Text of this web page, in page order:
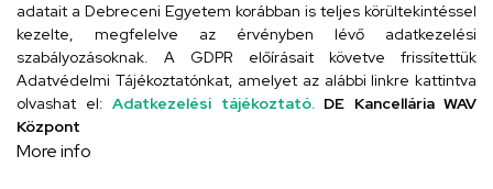
Szervezeti telefonkönyv
UD telefonkönyv
adatait a Debreceni Egyetem korábban is teljes körültekintéssel
kezelte, megfelelve az érvényben lévő adatkezelési
szabályozásoknak. A GDPR előírásait követve frissítettük
Adatvédelmi Tájékoztatónkat, amelyet az alábbi linkre kattintva
olvashat el: Adatkezelési tájékoztató. DE Kancellária WAV
Központ
More info